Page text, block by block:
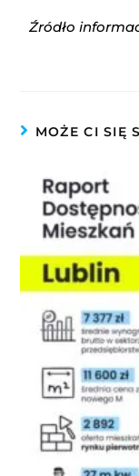
Źródło
MOŻE CI SIĘ